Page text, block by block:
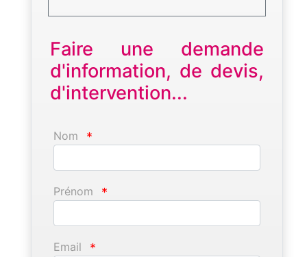
Faire une demande
d'information, de devis,
d'intervention...
Nom *
Prénom *
Email *